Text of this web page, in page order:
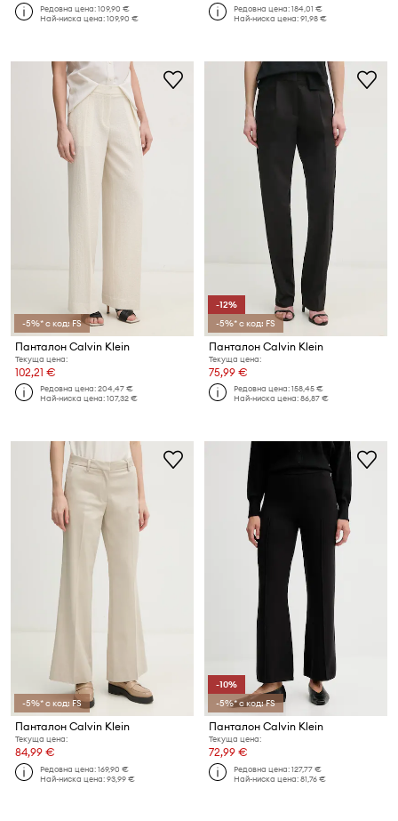
Редовна цена:109,90 €
Най-ниска цена:109,90 €
Редовна цена:184,01 €
Най-ниска цена:91,98 €
-5%* с код: FS
Панталон Calvin Klein
Текуща цена:
102,21 €
Редовна цена:204,47 €
Най-ниска цена:107,32 €
-12%
-5%* с код: FS
Панталон Calvin Klein
Текуща цена:
75,99 €
Редовна цена:158,45 €
Най-ниска цена:86,87 €
-5%* с код: FS
Панталон Calvin Klein
Текуща цена:
84,99 €
Редовна цена:169,90 €
Най-ниска цена:93,99 €
-10%
-5%* с код: FS
Панталон Calvin Klein
Текуща цена:
72,99 €
Редовна цена:127,77 €
Най-ниска цена:81,76 €